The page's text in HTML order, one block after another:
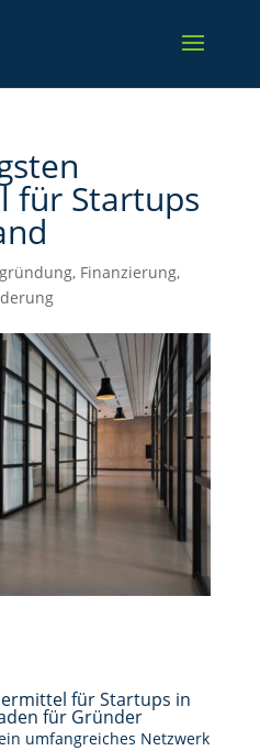
für Startups
, Finanzierung,
für Startups in
für Gründer
umfangreiches Netzwerk